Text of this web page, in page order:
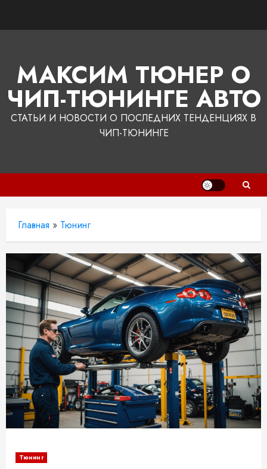
МАКСИМ ТЮНЕР О
ЧИП-ТЮНИНГЕ АВТО
СТАТЬИ И НОВОСТИ О ПОСЛЕДНИХ ТЕНДЕНЦИЯХ В
ЧИП-ТЮНИНГЕ
Главная » Тюнинг
Тюнинг